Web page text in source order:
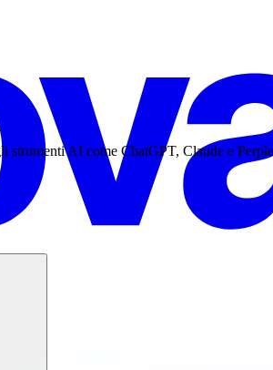
AI come ChatGPT, Claude e